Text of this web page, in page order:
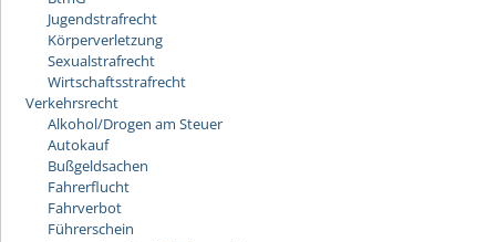
Jugendstrafrecht
Körperverletzung
Sexualstrafrecht
Wirtschaftsstrafrecht
Verkehrsrecht
Alkohol/Drogen am Steuer
Autokauf
Bußgeldsachen
Fahrerflucht
Fahrverbot
Führerschein